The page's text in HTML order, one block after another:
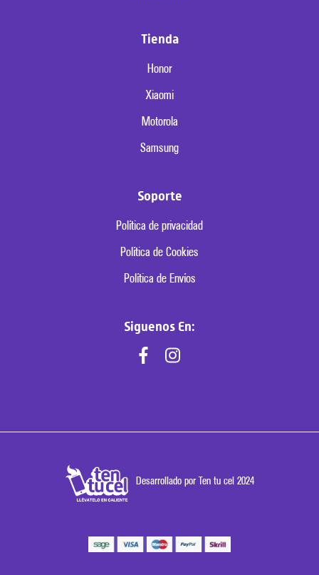
Tienda
Honor
Xiaomi
Motorola
Samsung
Soporte
Política de privacidad
Política de Cookies
Política de Envíos
Siguenos En:
Desarrollado por Ten tu cel 2024